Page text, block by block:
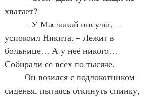
успокоил Никита. – Лежит в
больнице… А у неё никого…
Собирали со всех по тысяче.
сиденья, пытаясь откинуть спинку,